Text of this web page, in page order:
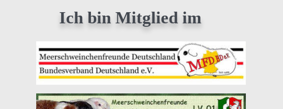
Ich bin Mitglied im